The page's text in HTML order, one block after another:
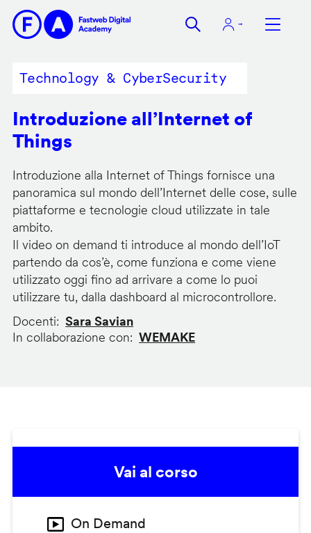
contenuto
Technology & CyberSecurity
Introduzione all’Internet of
Things
Introduzione alla Internet of Things fornisce una
panoramica sul mondo dell’Internet delle cose, sulle
piattaforme e tecnologie cloud utilizzate in tale
ambito.
Il video on demand ti introduce al mondo dell’IoT
partendo da cos’è, come funziona e come viene
utilizzato oggi fino ad arrivare a come lo puoi
utilizzare tu, dalla dashboard al microcontrollore.
Docenti
Sara Savian
In collaborazione con
WEMAKE
Vai al corso
On Demand